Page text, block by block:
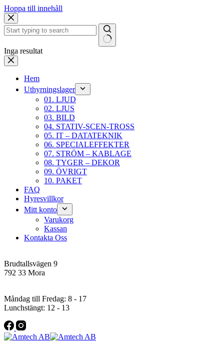
Hoppa till innehåll
Inga resultat
Hem
Uthyrningslager
01. LJUD
02. LJUS
03. BILD
04. STATIV-SCEN-TROSS
05. IT – DATATEKNIK
06. SPECIALEFFEKTER
07. STRÖM – KABLAGE
08. TYGER – DEKOR
09. ÖVRIGT
10. PAKET
FAQ
Hyresvillkor
Mitt konto
Varukorg
Kassan
Kontakta Oss
Brudtallsvägen 9
792 33 Mora
Måndag till Fredag: 8 - 17
Lunchstängt: 12 - 13